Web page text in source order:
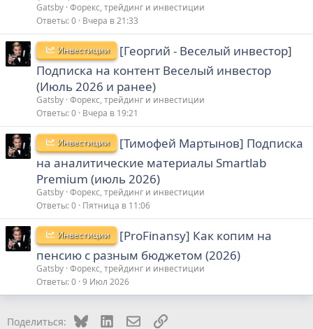
Gatsby Форекс, трейдинг и инвестиции
Ответы 0 Вчера в 21:33
Инвестиции
[Георгий - Веселый инвестор]
Подписка на контент Веселый инвестор
(Июль 2026 и ранее)
Gatsby Форекс, трейдинг и инвестиции
Ответы 0 Вчера в 19:21
Инвестиции
[Тимофей Мартынов] Подписка
на аналитические материалы Smartlab
Premium (июль 2026)
Gatsby Форекс, трейдинг и инвестиции
Ответы 0 Пятница в 11:06
Инвестиции
[ProFinansy] Как копим на
пенсию с разным бюджетом (2026)
Gatsby Форекс, трейдинг и инвестиции
Ответы 0 9 Июл 2026
Поделиться: Bluesky LinkedInЭлектронная почта
Ссылка